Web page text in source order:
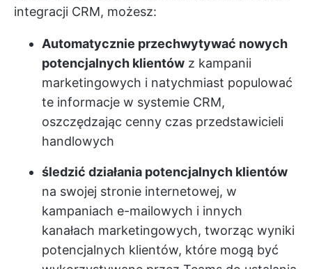
integracji CRM, możesz:
Automatycznie przechwytywać nowych
potencjalnych klientów z kampanii
marketingowych i natychmiast populować
te informacje w systemie CRM,
oszczędzając cenny czas przedstawicieli
handlowych
śledzić działania potencjalnych klientów
na swojej stronie internetowej, w
kampaniach e-mailowych i innych
kanałach marketingowych, tworząc wyniki
potencjalnych klientów, które mogą być